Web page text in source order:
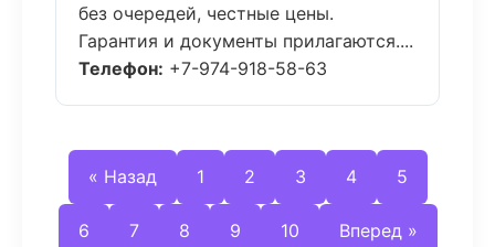
без очередей, честные цены.
Гарантия и документы прилагаются....
Телефон: +7-974-918-58-63
« Назад 1 2 3 4 5
6 7 8 9 10 Вперед »